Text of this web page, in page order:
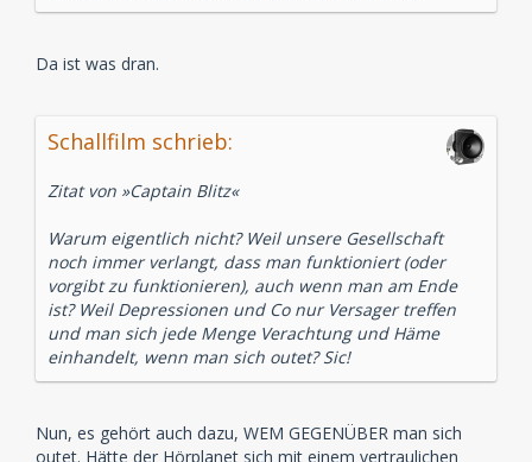
Da ist was dran.
Schallfilm schrieb:
Zitat von »Captain Blitz«
Warum eigentlich nicht? Weil unsere Gesellschaft
noch immer verlangt, dass man funktioniert (oder
vorgibt zu funktionieren), auch wenn man am Ende
ist? Weil Depressionen und Co nur Versager treffen
und man sich jede Menge Verachtung und Häme
einhandelt, wenn man sich outet? Sic!
Nun, es gehört auch dazu, WEM GEGENÜBER man sich
outet. Hätte der Hörplanet sich mit einem vertraulichen